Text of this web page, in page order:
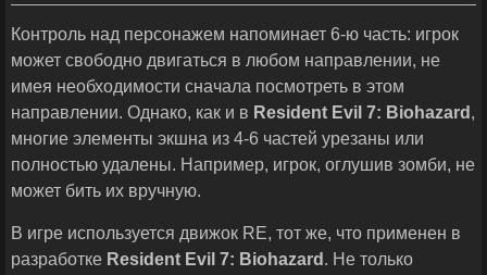
Контроль над персонажем напоминает 6-ю часть: игрок
может свободно двигаться в любом направлении, не
имея необходимости сначала посмотреть в этом
направлении. Однако, как и в Resident Evil 7: Biohazard ,
многие элементы экшна из 4-6 частей урезаны или
полностью удалены. Например, игрок, оглушив зомби, не
может бить их вручную.
В игре используется движок RE, тот же, что применен в
разработке Resident Evil 7: Biohazard . Не только